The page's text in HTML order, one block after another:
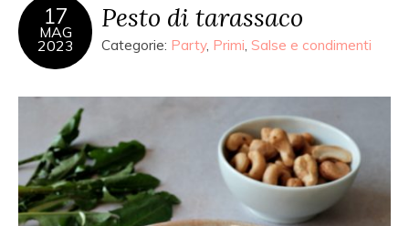
17
MAG
2023
Pesto di tarassaco
Categorie: Party, Primi, Salse e condimenti